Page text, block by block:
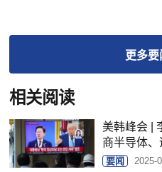
更多要
相关阅读
美韩峰会 |
商半导体
要闻 2025-